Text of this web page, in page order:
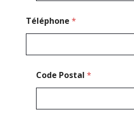
Téléphone *
Code Postal *